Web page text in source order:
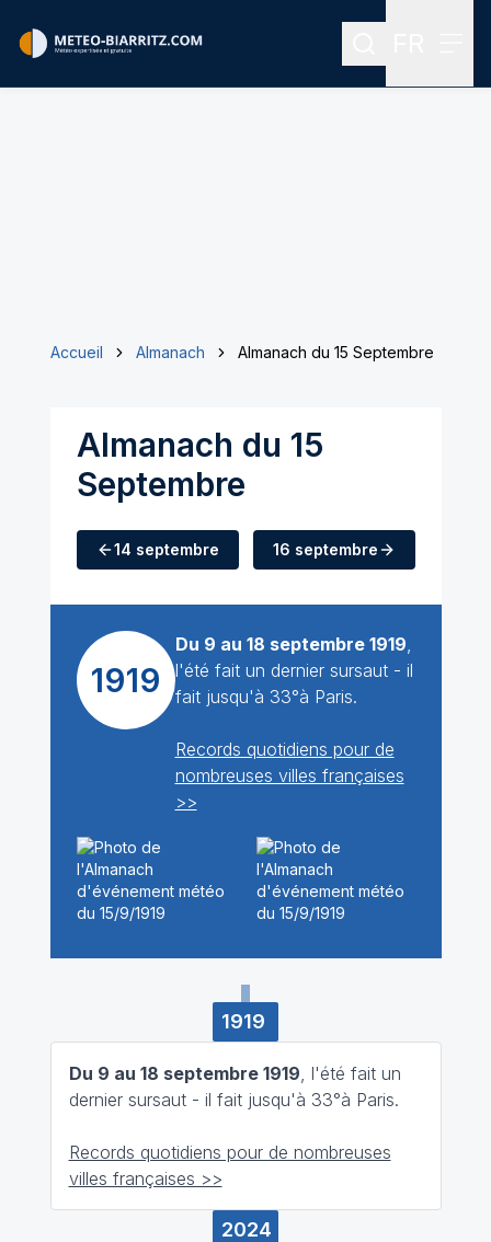
Rechercher
Accueil Almanach Almanach du 15 Septembre
Almanach du 15
Septembre
14 septembre 16 septembre
1919
Du 9 au 18 septembre 1919,
l'été fait un dernier sursaut - il
fait jusqu'à 33°à Paris.
Records quotidiens pour de
nombreuses villes françaises
>>
1919
Du 9 au 18 septembre 1919 , l'été fait un
dernier sursaut - il fait jusqu'à 33°à Paris.
Records quotidiens pour de nombreuses
villes françaises >>
2024